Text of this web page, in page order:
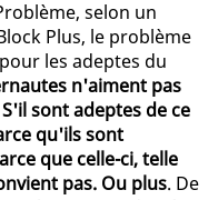
selon un
Plus, le problème
les adeptes du
n'aiment pas
sont adeptes de ce
qu'ils sont
que celle-ci, telle
pas. Ou plus. De